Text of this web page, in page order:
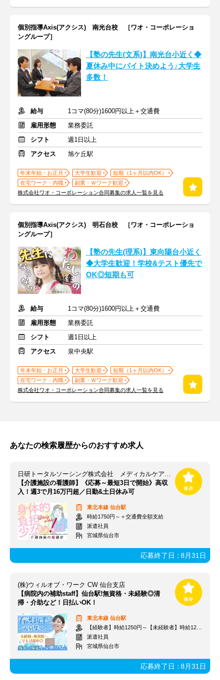
個別指導Axis(アクシス) 南光台校 ［ワオ・コーポレーショ
ングループ］
【塾の先生(文系)】南光台小近く◆
夏休み中にバイト決めよう♪大学生
多数！
給与
1コマ(80分)1600円以上＋交通費
雇用形態
業務委託
シフト
週1日以上
アクセス
旭ケ丘駅
年末年始・お正月 大学生歓迎
短期（1ヶ月以内OK）
在宅ワーク・内職
副業・Ｗワーク歓迎
株式会社ワオ・コーポレーション合同募集の求人一覧を見る
個別指導Axis(アクシス) 明石台校 ［ワオ・コーポレーショ
ングループ］
【塾の先生(理系)】東向陽台小近く
◆大学生歓迎！学校&テスト優先で
OK◎短期も可
給与
1コマ(80分)1600円以上＋交通費
雇用形態
業務委託
シフト
週1日以上
アクセス
泉中央駅
年末年始・お正月 大学生歓迎
短期（1ヶ月以内OK）
在宅ワーク・内職
副業・Ｗワーク歓迎
株式会社ワオ・コーポレーション合同募集の求人一覧を見る
あなたの検索履歴からのおすすめ求人
日研トータルソーシング株式会社 メディカルケア事業部 仙台オフィス/【SD】SD_580[看]
【介護施設の看護師】《応募～最短3日で開始》高収
入！週3で月16万円超／日勤&土日休み可
東北本線 仙台駅
時給1750円～＋交通費全額支給
派遣社員
宮城県仙台市
応募終了日：8月31日
(株)ウィルオブ・ワーク CW 仙台支店
【病院内の補助staff】仙台駅!無資格・未経験◎清
掃・介助など！日払いOK！
東北本線 仙台駅
【経験者】時給1250円～【未経験者】時給1200円～ ＋交通費
派遣社員
宮城県仙台市
応募終了日：8月31日